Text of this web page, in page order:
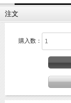
注文
購入数：